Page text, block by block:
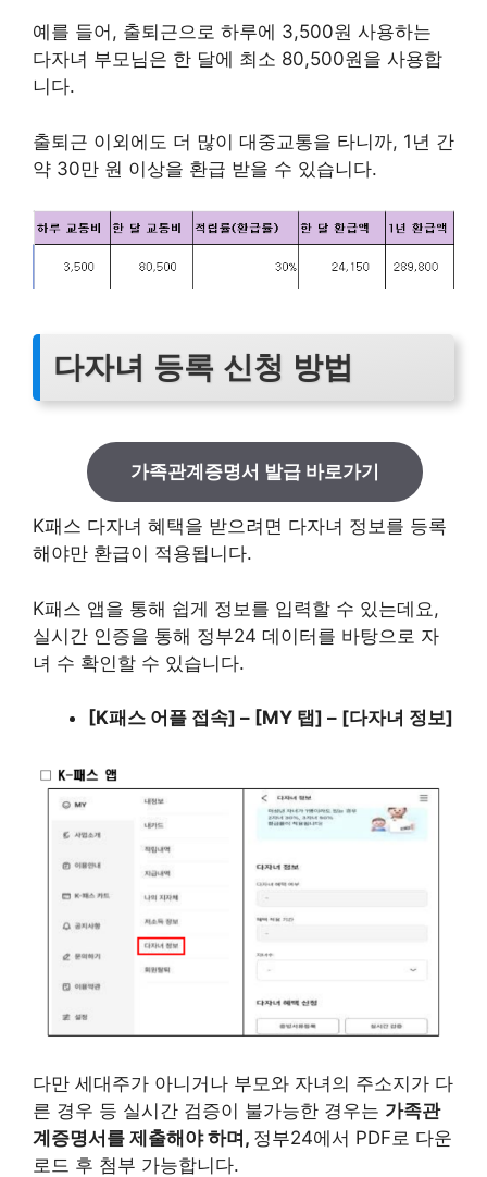
예를 들어, 출퇴근으로 하루에 3,500원 사용하는
다자녀 부모님은 한 달에 최소 80,500원을 사용합
니다.
출퇴근 이외에도 더 많이 대중교통을 타니까, 1년 간
약 30만 원 이상을 환급 받을 수 있습니다.
다자녀 등록 신청 방법
가족관계증명서 발급 바로가기
K패스 다자녀 혜택을 받으려면 다자녀 정보를 등록
해야만 환급이 적용됩니다.
K패스 앱을 통해 쉽게 정보를 입력할 수 있는데요,
실시간 인증을 통해 정부24 데이터를 바탕으로 자
녀 수 확인할 수 있습니다.
[K패스 어플 접속] – [MY 탭] – [다자녀 정보]
다만 세대주가 아니거나 부모와 자녀의 주소지가 다
른 경우 등 실시간 검증이 불가능한 경우는 가족관
계증명서를 제출해야 하며, 정부24에서 PDF로 다운
로드 후 첨부 가능합니다.